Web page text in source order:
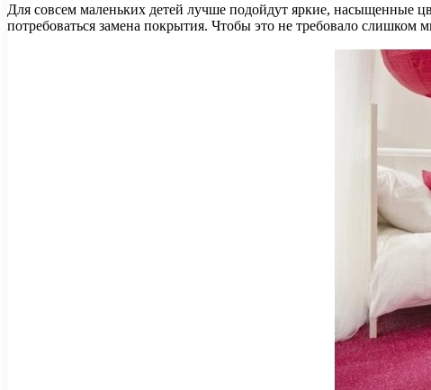
​Для совсем маленьких детей лучше подойдут яркие, насыщенные
потребоваться замена покрытия. Чтобы это не требовало слишком